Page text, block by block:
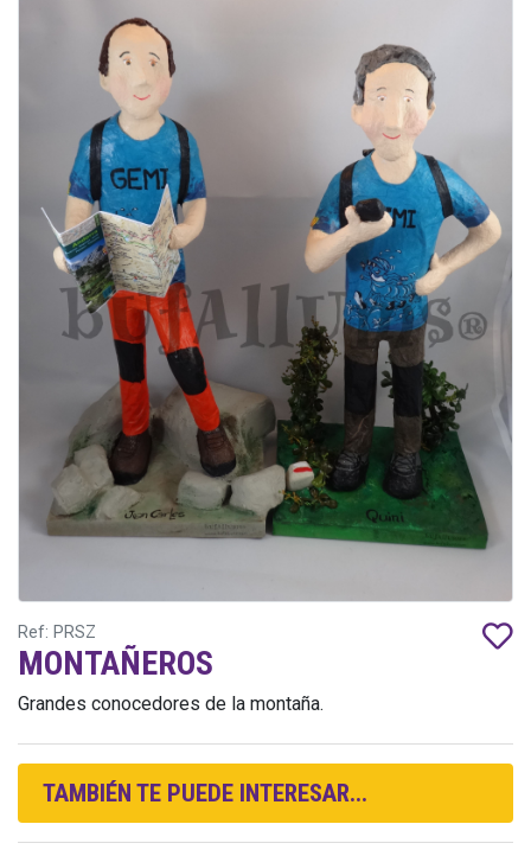
Ref: PRSZ
MONTAÑEROS
Grandes conocedores de la montaña.
TAMBIÉN TE PUEDE INTERESAR...